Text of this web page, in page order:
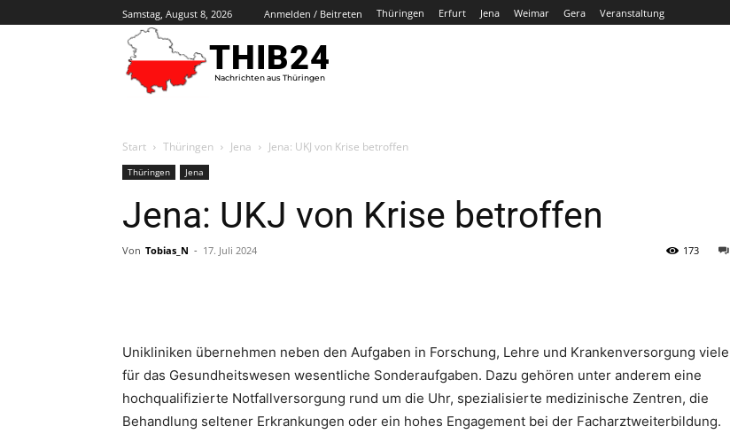
Samstag, August 8, 2026 Anmelden / Beitreten Thüringen Erfurt Jena Weimar Gera Veranstaltung
THIB24
Nachrichten aus Thüringen
Start Thüringen Jena Jena: UKJ von Krise betroffen
Thüringen Jena
Jena: UKJ von Krise betroffen
Von Tobias_N - 17. Juli 2024 173
Unikliniken übernehmen neben den Aufgaben in Forschung, Lehre und Krankenversorgung viele
für das Gesundheitswesen wesentliche Sonderaufgaben. Dazu gehören unter anderem eine
hochqualifizierte Notfallversorgung rund um die Uhr, spezialisierte medizinische Zentren, die
Behandlung seltener Erkrankungen oder ein hohes Engagement bei der Facharztweiterbildung.